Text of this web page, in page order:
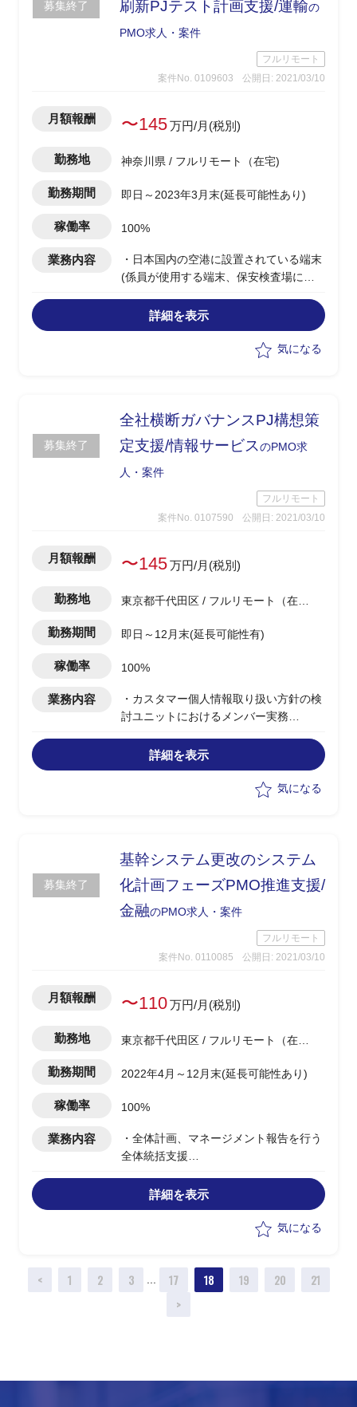
募集終了 刷新PJテスト計画支援/運輸の
PMO求人・案件
フルリモート
案件No. 0109603
公開日: 2021/03/10
月額報酬 〜145万円/月(税別)
勤務地 神奈川県 / フルリモート（在宅)
勤務期間 即日～2023年3月末(延長可能性あり)
稼働率 100%
業務内容
・日本国内の空港に設置されている端末
(係員が使用する端末、保安検査場に設
設置されたゲートなど）の刷新PJの以下
支援
-テスト計画の策定(どのようなテストを
詳細を表示
気になる
募集終了
全社横断ガバナンスPJ構想策
定支援/情報サービスのPMO求
人・案件
フルリモート
案件No. 0107590
公開日: 2021/03/10
月額報酬 〜145万円/月(税別)
勤務地
東京都千代田区 / フルリモート（在
勤務期間 即日～12月末(延長可能性有)
稼働率 100%
業務内容
・カスタマー個人情報取り扱い方針の検
討ユニットにおけるメンバー実務
ンペーパ作成、および決定事項の全社横
断展開
詳細を表示
気になる
募集終了
基幹システム更改のシステム
化計画フェーズPMO推進支援/
金融のPMO求人・案件
フルリモート
案件No. 0110085
公開日: 2021/03/10
月額報酬 〜110万円/月(税別)
勤務地
東京都千代田区 / フルリモート（在
勤務期間 2022年4月～12月末(延長可能性あり)
稼働率 100%
業務内容
・全体計画、マネージメント報告を行う
全体統括支援
ステム分科会支援の２領域を対象とした
以下実務
詳細を表示
気になる
< 1 2 3 ... 17 18 19 20
21
>